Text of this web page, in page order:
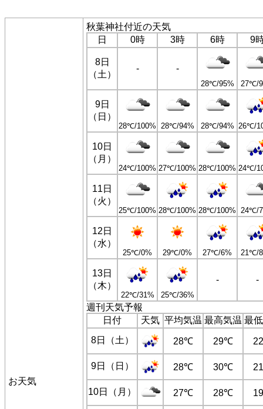
お天気
秋葉神社付近の天気
日
0時 3時 6時 9
8日
（土）
- -
28℃/95% 27℃/
9日
（日）
28℃/100% 28℃/94% 28℃/94% 26℃/
10日
（月）
24℃/100% 27℃/100% 28℃/100% 24℃/
11日
（火）
25℃/100% 28℃/100% 28℃/100% 24℃/
12日
（水）
25℃/0% 29℃/0% 27℃/6% 21℃/
13日
（木）
22℃/31% 25℃/36%
- -
週刊天気予報
日付
天気 平均気温 最高気温 最
8日（土）
28℃ 29℃
9日（日） 28℃ 30℃
10日（月） 27℃ 28℃